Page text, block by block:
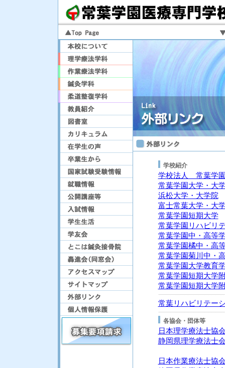
学校紹介
学校法人 常葉学
常葉学園大学・大
浜松大学・大学院
富士常葉大学・大
常葉学園短期大学
常葉学園リハビリ
常葉学園中・高等
常葉学園橘中・高
常葉学園菊川中・
常葉学園大学教育
常葉学園短期大学
常葉学園短期大学
常葉リハビリテー
各協会・団体等
日本理学療法士協
静岡県理学療法士
日本作業療法士協